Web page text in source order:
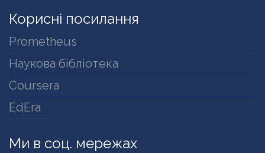
Корисні посилання
Prometheus
Наукова бібліотека
Coursera
EdEra
Ми в соц. мережах